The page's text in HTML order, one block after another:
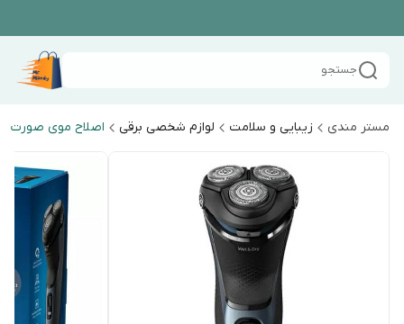
جستجو
مستر مندی زیبایی و سلامت لوازم شخصی برقی اصلاح موی صورت